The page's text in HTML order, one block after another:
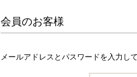
会員のお客様
メールアドレスとパスワードを入力し